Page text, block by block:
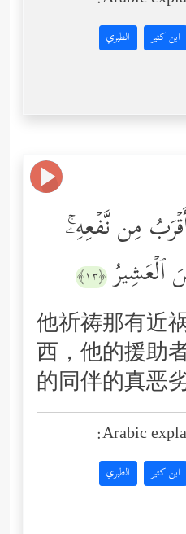
ابن كثير الطبري
مِن نَّفۡعِهِۦۚ
ٱلۡعَشِیرُ ﴿١٣﴾
他祈祷那有近
西，他的援助
的同伴的真恶
Arabic
ابن كثير الطبري